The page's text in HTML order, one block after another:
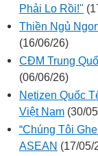
Phải Lo Rồi!"
Thiền Ngủ
(16/06/26)
CĐM Trung
(06/06/26)
Netizen Quốc
Việt Nam (30/
“Chúng Tôi
ASEAN (17/05/